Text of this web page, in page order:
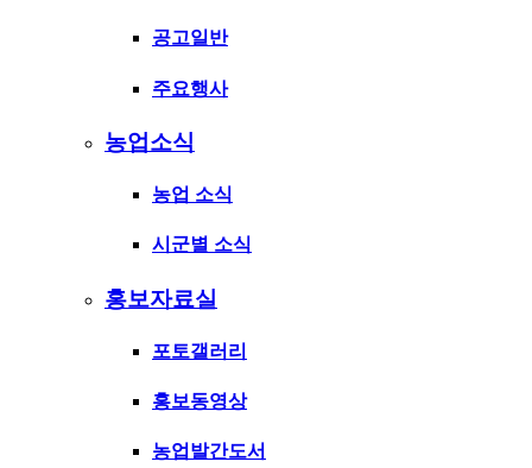
공고일반
주요행사
농업소식
농업 소식
시군별 소식
홍보자료실
포토갤러리
홍보동영상
농업발간도서